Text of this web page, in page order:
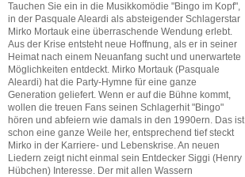
Tauchen Sie ein in die Musikkomödie "Bingo im Kopf",
in der Pasquale Aleardi als absteigender Schlagerstar
Mirko Mortauk eine überraschende Wendung erlebt.
Aus der Krise entsteht neue Hoffnung, als er in seiner
Heimat nach einem Neuanfang sucht und unerwartete
Möglichkeiten entdeckt. Mirko Mortauk (Pasquale
Aleardi) hat die Party-Hymne für eine ganze
Generation geliefert. Wenn er auf die Bühne kommt,
wollen die treuen Fans seinen Schlagerhit "Bingo"
hören und abfeiern wie damals in den 1990ern. Das ist
schon eine ganze Weile her, entsprechend tief steckt
Mirko in der Karriere- und Lebenskrise. An neuen
Liedern zeigt nicht einmal sein Entdecker Siggi (Henry
Hübchen) Interesse. Der mit allen Wassern